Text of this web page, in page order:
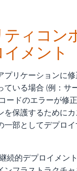
ィコン
メント
プリケーションに
ている場合 (例：サ
ードのエラーが修
を保護するために
一部としてデプロ
続的デプロイメン